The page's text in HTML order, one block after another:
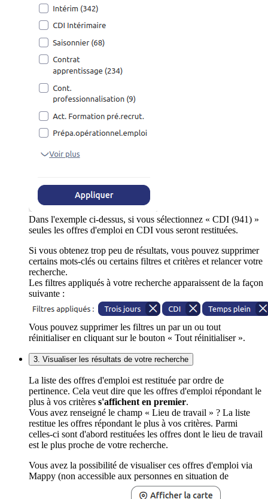
Dans l'exemple ci-dessus, si vous sélectionnez « CDI (941) »
seules les offres d'emploi en CDI vous seront restituées.
Si vous obtenez trop peu de résultats, vous pouvez supprimer
certains mots-clés ou certains filtres et critères et relancer votre
recherche.
Les filtres appliqués à votre recherche apparaissent de la façon
suivante :
Vous pouvez supprimer les filtres un par un ou tout
réinitialiser en cliquant sur le bouton « Tout réinitialiser ».
3. Visualiser les résultats de votre recherche
La liste des offres d'emploi est restituée par ordre de
pertinence. Cela veut dire que les offres d'emploi répondant le
plus à vos critères s'affichent en premier.
Vous avez renseigné le champ « Lieu de travail » ? La liste
restitue les offres répondant le plus à vos critères. Parmi
celles-ci sont d'abord restituées les offres dont le lieu de travail
est le plus proche de votre recherche.
Vous avez la possibilité de visualiser ces offres d'emploi via
Mappy (non accessible aux personnes en situation de